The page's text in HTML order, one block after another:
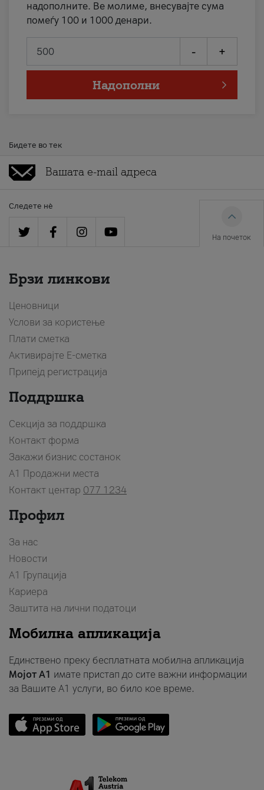
надополните. Ве молиме, внесувајте сума
помеѓу 100 и 1000 денари.
- +
Надополни
Бидете во тек
Следете нè
На почеток
Брзи линкови
Ценовници
Услови за користење
Плати сметка
Активирајте Е-сметка
Припејд регистрација
Поддршка
Секција за поддршка
Контакт форма
Закажи бизнис состанок
A1 Продажни места
Контакт центар 077 1234
Профил
За нас
Новости
А1 Групација
Кариера
Заштита на лични податоци
Мобилна апликација
Единствено преку бесплатната мобилна апликација
Мојот A1 имате пристап до сите важни информации
за Вашите A1 услуги, во било кое време.